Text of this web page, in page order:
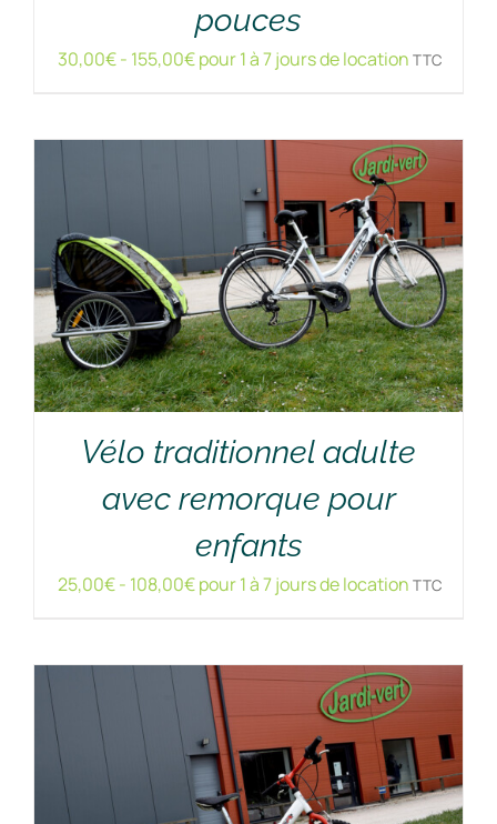
pouces
30,00€- 155,00€pour 1 à 7 jours de location TTC
Vélo traditionnel adulte
avec remorque pour
enfants
25,00€- 108,00€pour 1 à 7 jours de location TTC
RÉSERVER ! DÉTAILS